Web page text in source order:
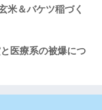
米＆バケツ稲づく
医療系の被爆につ